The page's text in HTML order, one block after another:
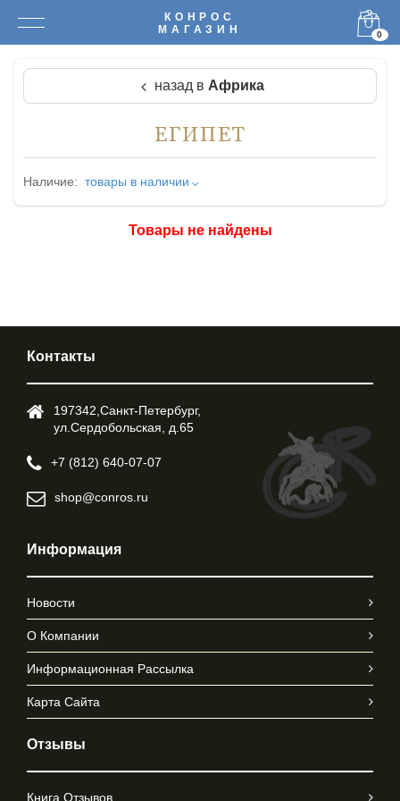
КОНРОС
МАГАЗИН
0
назад в Африка
ЕГИПЕТ
Наличие: товары в наличии
Товары не найдены
Контакты
197342,Cанкт-Петербург,
ул.Cердобольская, д.65
+7 (812) 640-07-07
shop@conros.ru
Информация
Новости
О Компании
Информационная Рассылка
Карта Сайта
Отзывы
Книга Отзывов